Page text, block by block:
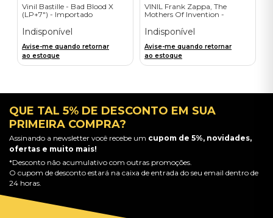
Vinil Bastille - Bad Blood X
(LP+7") - Importado
Indisponível
Avise-me quando retornar
ao estoque
VINIL Frank Zappa, The
Mothers Of Invention -
The Mothers - Importado
Indisponível
Avise-me quando retornar
ao estoque
QUE TAL 5% DE DESCONTO EM SUA
PRIMEIRA COMPRA?
Assinando a newsletter você recebe um cupom de 5%, novidades,
ofertas e muito mais!
*Desconto não acumulativo com outras promoções.
O cupom de desconto estará na caixa de entrada do seu email dentro de
24 horas.